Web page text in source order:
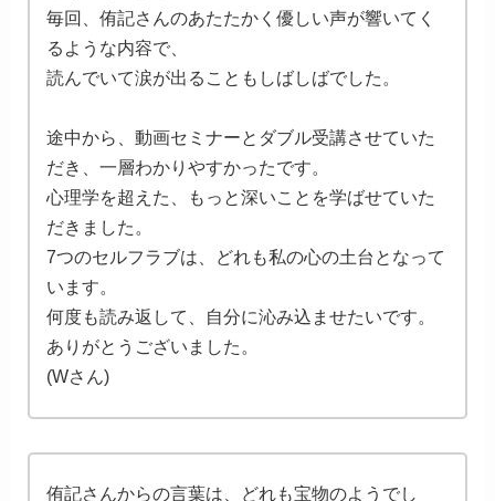
毎回、侑記さんのあたたかく優しい声が響いてく
るような内容で、
読んでいて涙が出ることもしばしばでした。
途中から、動画セミナーとダブル受講させていた
だき、一層わかりやすかったです。
心理学を超えた、もっと深いことを学ばせていた
だきました。
7つのセルフラブは、どれも私の心の土台となって
います。
何度も読み返して、自分に沁み込ませたいです。
ありがとうございました。
(Wさん)
侑記さんからの言葉は、どれも宝物のようでし